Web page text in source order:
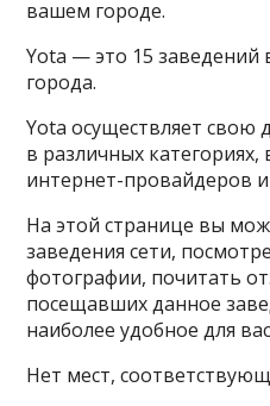
вашем городе.
Yota — это 15 заведений
города.
Yota осуществляет свою
в различных
интернет-провайдеров и
На этой странице вы
заведения сети,
фотографии, почитать
посещавших данное
наиболее удобное для
Нет мест,